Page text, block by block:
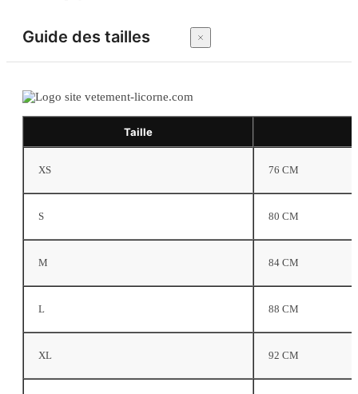
Guide des tailles
Taille
XS 76 CM
S 80 CM
M 84 CM
L 88 CM
XL 92 CM